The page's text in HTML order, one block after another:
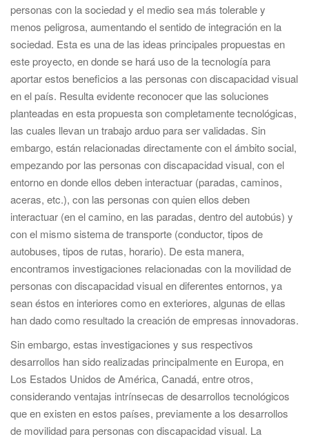
personas con la sociedad y el medio sea más tolerable y
menos peligrosa, aumentando el sentido de integración en la
sociedad. Esta es una de las ideas principales propuestas en
este proyecto, en donde se hará uso de la tecnología para
aportar estos beneficios a las personas con discapacidad visual
en el país. Resulta evidente reconocer que las soluciones
planteadas en esta propuesta son completamente tecnológicas,
las cuales llevan un trabajo arduo para ser validadas. Sin
embargo, están relacionadas directamente con el ámbito social,
empezando por las personas con discapacidad visual, con el
entorno en donde ellos deben interactuar (paradas, caminos,
aceras, etc.), con las personas con quien ellos deben
interactuar (en el camino, en las paradas, dentro del autobús) y
con el mismo sistema de transporte (conductor, tipos de
autobuses, tipos de rutas, horario). De esta manera,
encontramos investigaciones relacionadas con la movilidad de
personas con discapacidad visual en diferentes entornos, ya
sean éstos en interiores como en exteriores, algunas de ellas
han dado como resultado la creación de empresas innovadoras.
Sin embargo, estas investigaciones y sus respectivos
desarrollos han sido realizadas principalmente en Europa, en
Los Estados Unidos de América, Canadá, entre otros,
considerando ventajas intrínsecas de desarrollos tecnológicos
que en existen en estos países, previamente a los desarrollos
de movilidad para personas con discapacidad visual. La